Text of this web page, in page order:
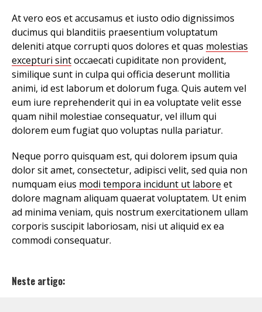
At vero eos et accusamus et iusto odio dignissimos
ducimus qui blanditiis praesentium voluptatum
deleniti atque corrupti quos dolores et quas molestias
excepturi sintoccaecati cupiditate non provident,
similique sunt in culpa qui officia deserunt mollitia
animi, id est laborum et dolorum fuga. Quis autem vel
eum iure reprehenderit qui in ea voluptate velit esse
quam nihil molestiae consequatur, vel illum qui
dolorem eum fugiat quo voluptas nulla pariatur.
Neque porro quisquam est, qui dolorem ipsum quia
dolor sit amet, consectetur, adipisci velit, sed quia non
numquam eius modi tempora incidunt ut labore et
dolore magnam aliquam quaerat voluptatem. Ut enim
ad minima veniam, quis nostrum exercitationem ullam
corporis suscipit laboriosam, nisi ut aliquid ex ea
commodi consequatur.
Neste artigo: